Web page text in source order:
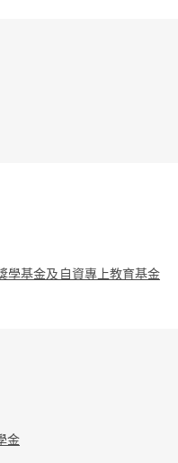
學基金及自資專上教育基金
金